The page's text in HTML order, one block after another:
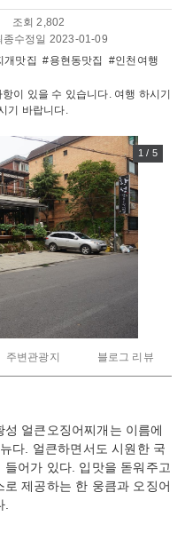
조회 2,802
종수정일 2023-01-09
개맛집 #용현동맛집 #인천여행
이 있을 수 있습니다. 여행 하시기
기 바랍니다.
1 / 5
주변관광지 블로그 리뷰
얼큰오징어찌개는 이름에
다. 얼큰하면서도 시원한 국
어가 있다. 입맛을 돋워주고
제공하는 한 웅큼과 오징어